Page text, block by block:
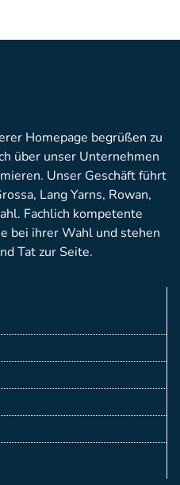
Homepage begrüßen zu
über unser Unternehmen
Unser Geschäft führt
Lang Yarns, Rowan,
Fachlich kompetente
bei ihrer Wahl und stehen
Tat zur Seite.